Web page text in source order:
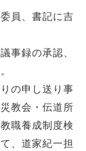
員、書記に吉
事録の承認、
の申し送り事
教会・伝道所
職養成制度検
、道家紀一担